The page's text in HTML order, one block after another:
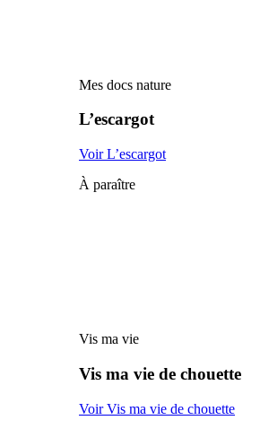
Mes docs nature
L’escargot
Voir L’escargot
À paraître
Vis ma vie
Vis ma vie de chouette
Voir Vis ma vie de chouette